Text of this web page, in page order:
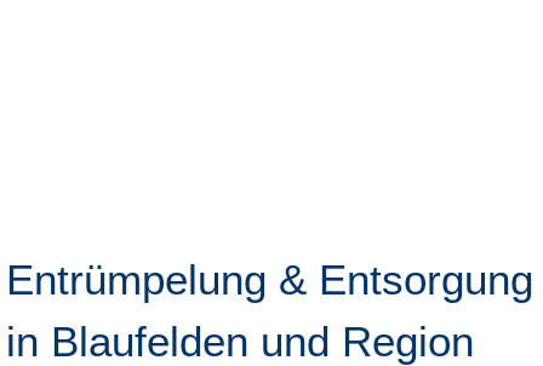
Entrümpelung & Entsorgung
in Blaufelden und Region